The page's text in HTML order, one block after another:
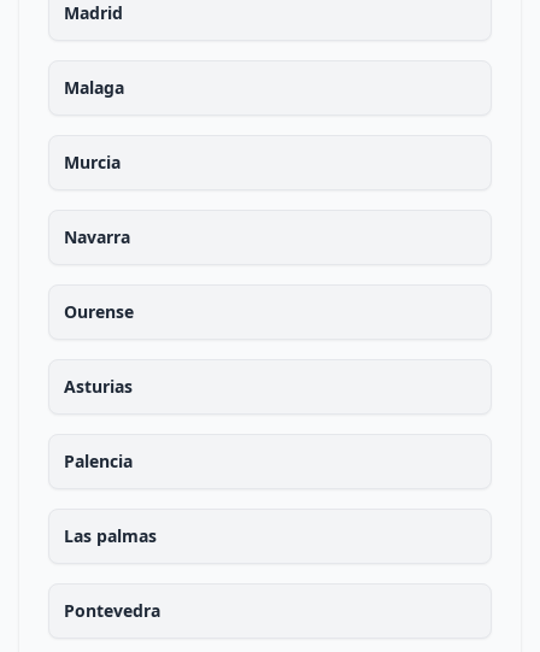
Madrid
Malaga
Murcia
Navarra
Ourense
Asturias
Palencia
Las palmas
Pontevedra